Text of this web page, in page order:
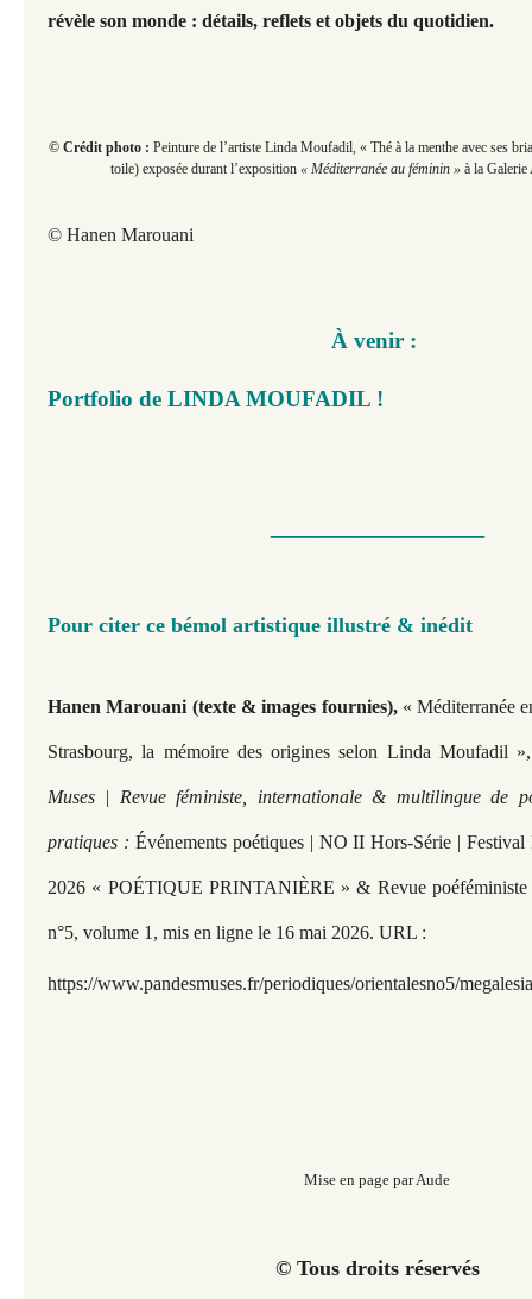
révèle son monde : détails, reflets et objets du quotidien.
© Crédit photo : Peinture de l’artiste Linda Moufadil, « Thé à la menthe avec ses
toile) exposée durant l’exposition « Méditerranée au féminin » à la
© Hanen Marouani
À venir :
Portfolio de LINDA MOUFADIL !
—————​​​​​
Pour citer ce bémol artistique illustré & inédit
Hanen Marouani (texte & images fournies),« Méditerranée
Strasbourg, la mémoire des origines selon Linda Moufadil
Muses | Revue féministe, internationale & multilingue de
pratiques : Événements poétiques | NO II Hors-Série | Festival
2026 « POÉTIQUE PRINTANIÈRE »& Revue
n°5, volume 1, mis en ligne le 16 mai 2026. URL :
https://www.pandesmuses.fr/periodiques/orientalesno5/
Mise en page par Aude
© Tous droits réservés